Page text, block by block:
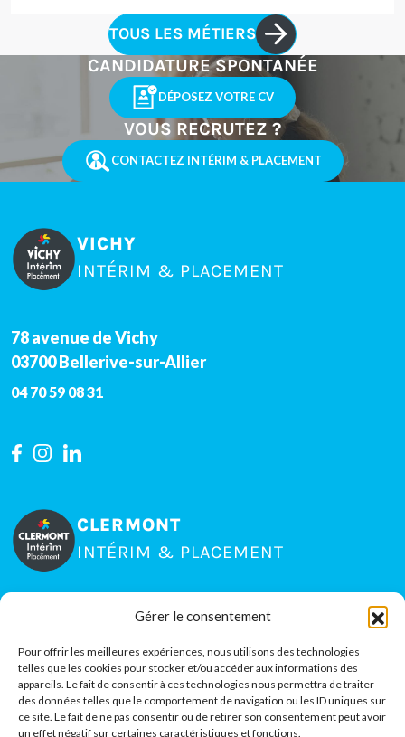
Gérer le consentement
Pour offrir les meilleures expériences, nous utilisons des technologies
telles que les cookies pour stocker et/ou accéder aux informations des
appareils. Le fait de consentir à ces technologies nous permettra de traiter
des données telles que le comportement de navigation ou les ID uniques sur
ce site. Le fait de ne pas consentir ou de retirer son consentement peut avoir
un effet négatif sur certaines caractéristiques et fonctions.
TOUS LES MÉTIERS
CANDIDATURE SPONTANÉE
DÉPOSEZ VOTRE CV
VOUS RECRUTEZ ?
CONTACTEZ INTÉRIM & PLACEMENT
VICHY
INTÉRIM & PLACEMENT
78 avenue de Vichy
03700Bellerive-sur-Allier
04 70 59 08 31
CLERMONT
INTÉRIM & PLACEMENT
15 rue Jean Claret, Zone La Pardieu
Clermont-Ferrand
04 73 35 80 51